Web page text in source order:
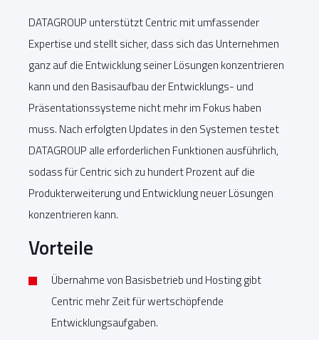
DATAGROUP unterstützt Centric mit umfassender
Expertise und stellt sicher, dass sich das Unternehmen
ganz auf die Entwicklung seiner Lösungen konzentrieren
kann und den Basisaufbau der Entwicklungs- und
Präsentationssysteme nicht mehr im Fokus haben
muss. Nach erfolgten Updates in den Systemen testet
DATAGROUP alle erforderlichen Funktionen ausführlich,
sodass für Centric sich zu hundert Prozent auf die
Produkterweiterung und Entwicklung neuer Lösungen
konzentrieren kann.
Vorteile
Übernahme von Basisbetrieb und Hosting gibt
Centric mehr Zeit für wertschöpfende
Entwicklungsaufgaben.